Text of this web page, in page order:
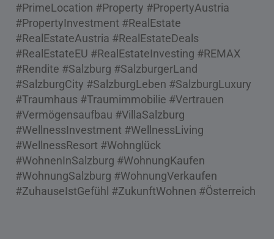
#PrimeLocation #Property #PropertyAustria
#PropertyInvestment #RealEstate
#RealEstateAustria #RealEstateDeals
#RealEstateEU #RealEstateInvesting #REMAX
#Rendite #Salzburg #SalzburgerLand
#SalzburgCity #SalzburgLeben #SalzburgLuxury
#Traumhaus #Traumimmobilie #Vertrauen
#Vermögensaufbau #VillaSalzburg
#WellnessInvestment #WellnessLiving
#WellnessResort #Wohnglück
#WohnenInSalzburg #WohnungKaufen
#WohnungSalzburg #WohnungVerkaufen
#ZuhauseIstGefühl #ZukunftWohnen #Österreich